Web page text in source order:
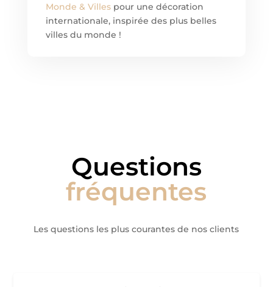
Monde & Villespour une décoration
internationale, inspirée des plus belles
villes du monde !
Questions
fréquentes
Les questions les plus courantes de nos clients